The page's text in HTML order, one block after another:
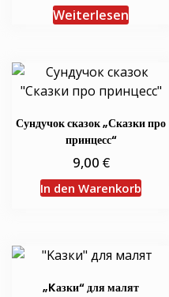
Weiterlesen
Сундучок сказок „Сказки про
принцесс“
9,00 €
In den Warenkorb
„Kазки“ для малят